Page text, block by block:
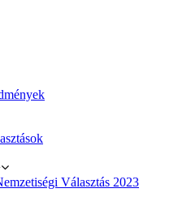
Választás 2023